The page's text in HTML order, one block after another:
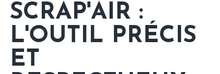
SCRAP'AIR :
L'OUTIL PRÉCIS
ET